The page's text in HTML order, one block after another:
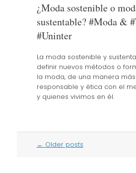
¿Moda sostenible o
sustentable? #Moda &
#Uninter
La moda sostenible y
definir nuevos métodos o
la moda, de una manera
responsable y ética con el
y quienes vivimos en él.
Post
← Older posts